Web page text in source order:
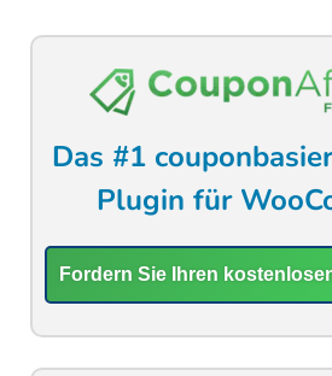
Das #1
Plugin für
Fordern Sie Ihren